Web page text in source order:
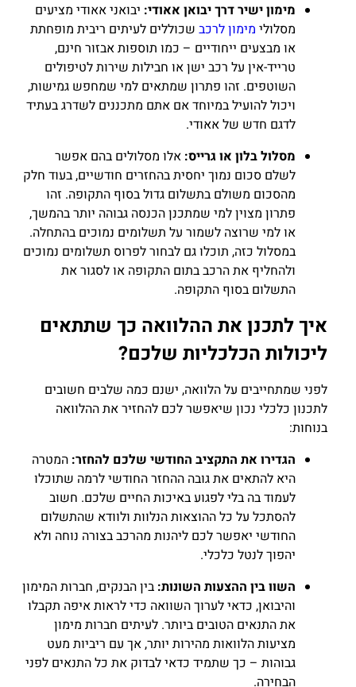
מימון ישיר דרך יבואן אאודי: יבואני אאודי מציעים
מסלולי מימון לרכב שכוללים לעיתים ריבית מופחתת
או מבצעים ייחודיים – כמו תוספות אבזור חינם,
טרייד-אין על רכב ישן או חבילות שירות לטיפולים
השוטפים. זהו פתרון שמתאים למי שמחפש גמישות,
ויכול להועיל במיוחד אם אתם מתכננים לשדרג בעתיד
לדגם חדש של אאודי.
מסלול בלון או גרייס: אלו מסלולים בהם אפשר
לשלם סכום נמוך יחסית בהחזרים חודשיים, בעוד חלק
מהסכום משולם בתשלום גדול בסוף התקופה. זהו
פתרון מצוין למי שמתכנן הכנסה גבוהה יותר בהמשך,
או למי שרוצה לשמור על תשלומים נמוכים בהתחלה.
במסלול כזה, תוכלו גם לבחור לפרוס תשלומים נמוכים
ולהחליף את הרכב בתום התקופה או לסגור את
התשלום בסוף התקופה.
איך לתכנן את ההלוואה כך שתתאים
ליכולות הכלכליות שלכם?
לפני שמתחייבים על הלוואה, ישנם כמה שלבים חשובים
לתכנון כלכלי נכון שיאפשר לכם להחזיר את ההלוואה
בנוחות:
הגדירו את התקציב החודשי שלכם להחזר: המטרה
היא להתאים את גובה ההחזר החודשי לרמה שתוכלו
לעמוד בה בלי לפגוע באיכות החיים שלכם. חשוב
להסתכל על כל ההוצאות הנלוות ולוודא שהתשלום
החודשי יאפשר לכם ליהנות מהרכב בצורה נוחה ולא
יהפוך לנטל כלכלי.
השוו בין ההצעות השונות: בין הבנקים, חברות המימון
והיבואן, כדאי לערוך השוואה כדי לראות איפה תקבלו
את התנאים הטובים ביותר. לעיתים חברות מימון
מציעות הלוואות מהירות יותר, אך עם ריביות מעט
גבוהות – כך שתמיד כדאי לבדוק את כל התנאים לפני
הבחירה.